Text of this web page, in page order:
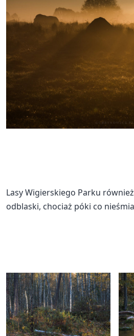
Lasy Wigierskiego Parku również
odblaski, chociaż póki co